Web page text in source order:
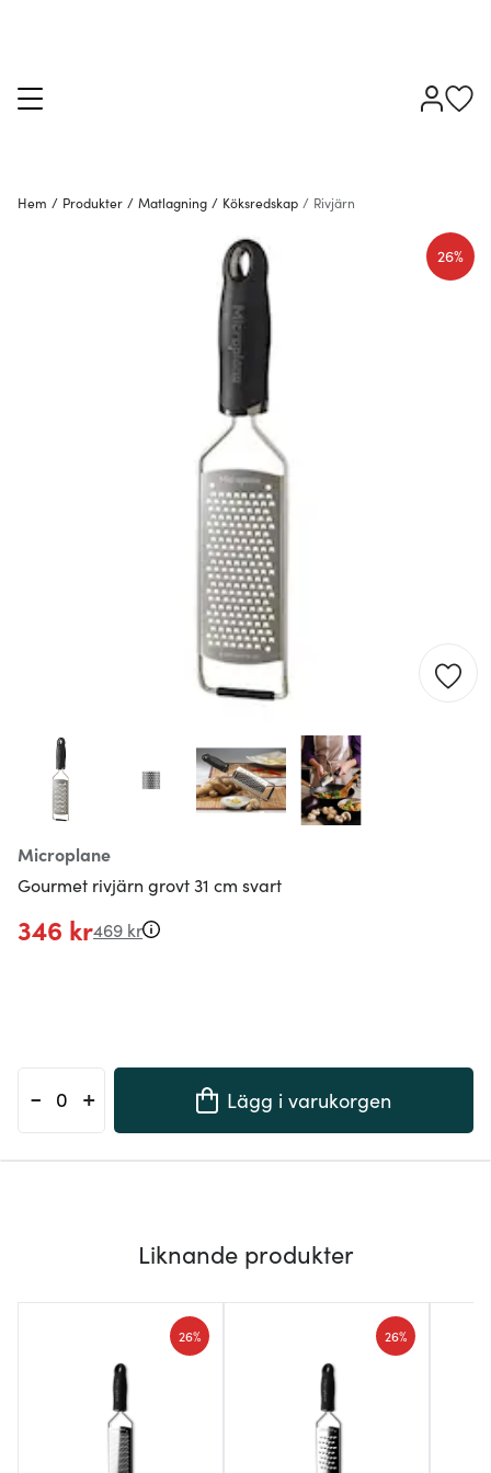
Hem / Produkter / Matlagning / Köksredskap / Rivjärn
Microplane
Gourmet rivjärn grovt 31 cm svart
26%
346 kr469 kr
- + Lägg i varukorgen
Liknande produkter
26% 26%